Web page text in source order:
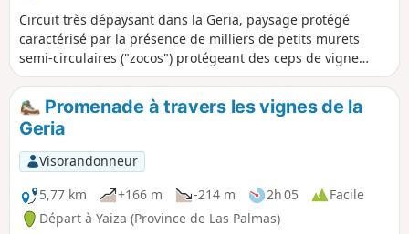
Circuit très dépaysant dans la Geria, paysage protégé
caractérisé par la présence de milliers de petits murets
semi-circulaires ("zocos") protégeant des ceps de vigne
poussant dans la cendre volcanique noire. La crête de la
Montaña Tinasoria, très facile, offre une superbe vue sur
360°.Promenade à travers les vignes de la
Geria
Visorandonneur
5,77 km
+166 m -214 m 2h 05
Facile
Départ à Yaiza (Province de Las Palmas)